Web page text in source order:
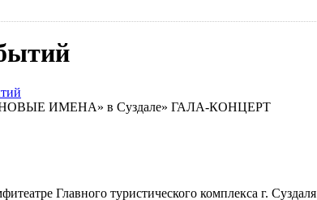
ИМЕНА» в Суздале» ГАЛА-КОНЦЕРТ
Главного туристического комплекса г. Суздаля